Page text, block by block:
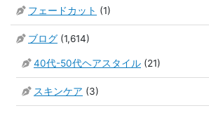
フェードカット (1)
ブログ (1,614)
40代-50代ヘアスタイル (21)
スキンケア (3)